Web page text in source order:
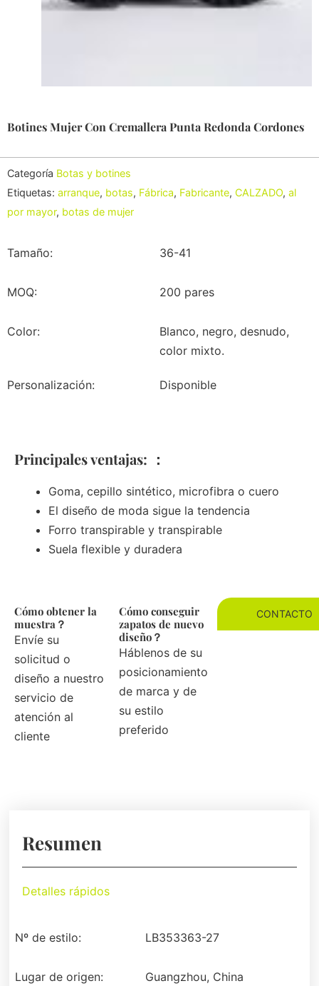
Botines Mujer Con Cremallera Punta Redonda Cordones
Categoría Botas y botines
Etiquetas: arranque, botas, Fábrica, Fabricante, CALZADO, al
por mayor, botas de mujer
Tamaño: 36-41
MOQ: 200 pares
Color:
Blanco, negro, desnudo,
color mixto.
Personalización: Disponible
Principales ventajas: ：
Goma, cepillo sintético, microfibra o cuero
El diseño de moda sigue la tendencia
Forro transpirable y transpirable
Suela flexible y duradera
Cómo obtener la
muestra？
Envíe su
solicitud o
diseño a nuestro
servicio de
atención al
cliente
Cómo conseguir
zapatos de nuevo
diseño？
Háblenos de su
posicionamiento
de marca y de
su estilo
preferido
CONTACTO
Resumen
Detalles rápidos
Nº de estilo: LB353363-27
Lugar de origen: Guangzhou, China